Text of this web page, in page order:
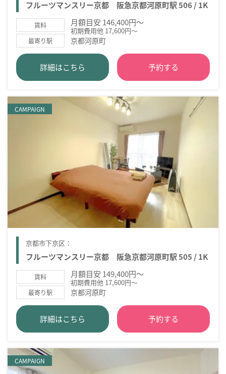
フルーツマンスリー京都 阪急京都河原町駅 506 / 1K
賃料 月額目安 146,400円～
初期費用他 17,600円～
最寄り駅 京都河原町
詳細はこちら 予約する
CAMPAIGN
京都市下京区：
フルーツマンスリー京都 阪急京都河原町駅 505 / 1K
賃料 月額目安 149,400円～
初期費用他 17,600円～
最寄り駅 京都河原町
詳細はこちら 予約する
CAMPAIGN